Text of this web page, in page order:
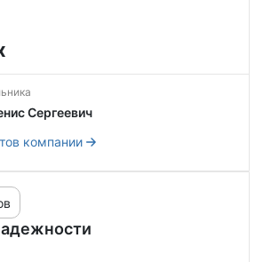
Сергеевич
компании